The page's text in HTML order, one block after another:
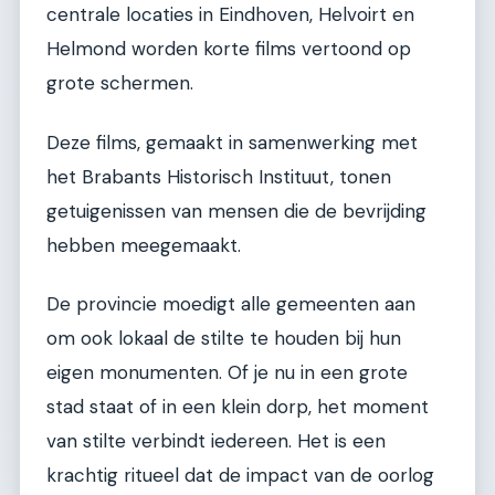
centrale locaties in Eindhoven, Helvoirt en
Helmond worden korte films vertoond op
grote schermen.
Deze films, gemaakt in samenwerking met
het Brabants Historisch Instituut, tonen
getuigenissen van mensen die de bevrijding
hebben meegemaakt.
De provincie moedigt alle gemeenten aan
om ook lokaal de stilte te houden bij hun
eigen monumenten. Of je nu in een grote
stad staat of in een klein dorp, het moment
van stilte verbindt iedereen. Het is een
krachtig ritueel dat de impact van de oorlog